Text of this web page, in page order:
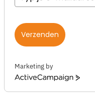
Verzenden
Marketing by
ActiveCampaign